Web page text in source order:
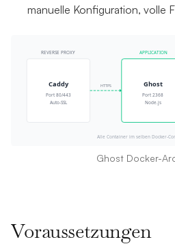
manuelle Konfiguration, volle
Ghost Docker-
Voraussetzungen